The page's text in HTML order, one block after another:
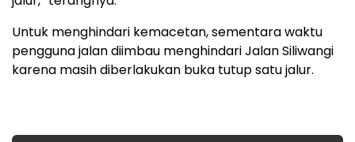
Untuk menghindari kemacetan, sementara waktu
pengguna jalan diimbau menghindari Jalan Siliwangi
karena masih diberlakukan buka tutup satu jalur.